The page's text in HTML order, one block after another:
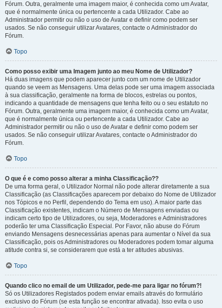
Fórum. Outra, geralmente uma imagem maior, é conhecida como um Avatar,
que é normalmente única ou pertencente a cada Utilizador. Cabe ao
Administrador permitir ou não o uso de Avatar e definir como podem ser
usados. Se não conseguir utilizar Avatares, contacte o Administrador do
Fórum.
Topo
Como posso exibir uma Imagem junto ao meu Nome de Utilizador?
Há duas imagens que podem aparecer junto com um nome de Utilizador
quando se veem as Mensagens. Uma delas pode ser uma imagem associada
à sua classificação, geralmente na forma de blocos, estrelas ou pontos,
indicando a quantidade de mensagens que tenha feito ou o seu estatuto no
Fórum. Outra, geralmente uma imagem maior, é conhecida como um Avatar,
que é normalmente única ou pertencente a cada Utilizador. Cabe ao
Administrador permitir ou não o uso de Avatar e definir como podem ser
usados. Se não conseguir utilizar Avatares, contacte o Administrador do
Fórum.
Topo
O que é e como posso alterar a minha Classificação??
De uma forma geral, o Utilizador Normal não pode alterar diretamente a sua
Classificação (as Classificações aparecem por debaixo do Nome de Utilizador
nos Tópicos e no Perfil, dependendo do Tema em uso). A maior parte das
Classificação existentes, indicam o Número de Mensagens enviadas ou
indicam certo tipo de Utilizadores, ou seja, Moderadores e Administradores
poderão ter uma Classificação Especial. Por Favor, não abuse do Fórum
enviando Mensagens desnecessárias apenas para aumentar o Nível da sua
Classificação, pois os Administradores ou Moderadores podem tomar alguma
atitude contra si, se considerarem que está a ter atitudes abusivas.
Topo
Quando clico no email de um Utilizador, pede-me para ligar no fórum?!
Só os Utilizadores Registados podem enviar emails através do formulário
exclusivo do Fórum (se esta função se encontrar ativada). Isso evita o uso